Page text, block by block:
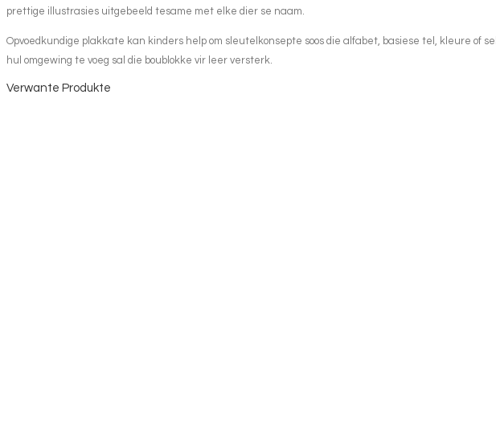
prettige illustrasies uitgebeeld tesame met elke dier se naam.
Opvoedkundige plakkate kan kinders help om sleutelkonsepte soos die alfabet, basiese tel, kleure of
hul omgewing te voeg sal die boublokke vir leer versterk.
Verwante Produkte